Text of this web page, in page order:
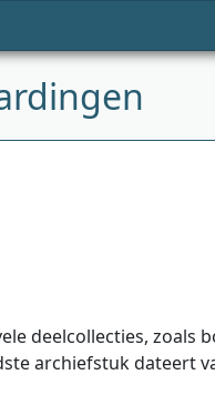
deelcollecties,
archiefstuk dateert